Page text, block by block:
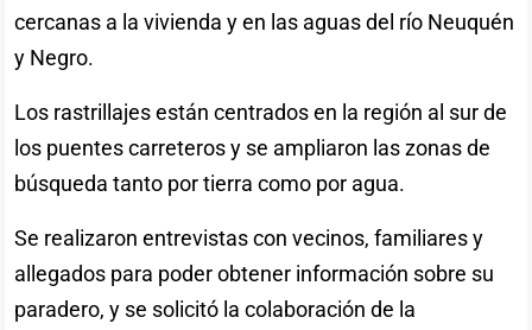
cercanas a la vivienda y en las aguas del río Neuquén
y Negro.
Los rastrillajes están centrados en la región al sur de
los puentes carreteros y se ampliaron las zonas de
búsqueda tanto por tierra como por agua.
Se realizaron entrevistas con vecinos, familiares y
allegados para poder obtener información sobre su
paradero, y se solicitó la colaboración de la